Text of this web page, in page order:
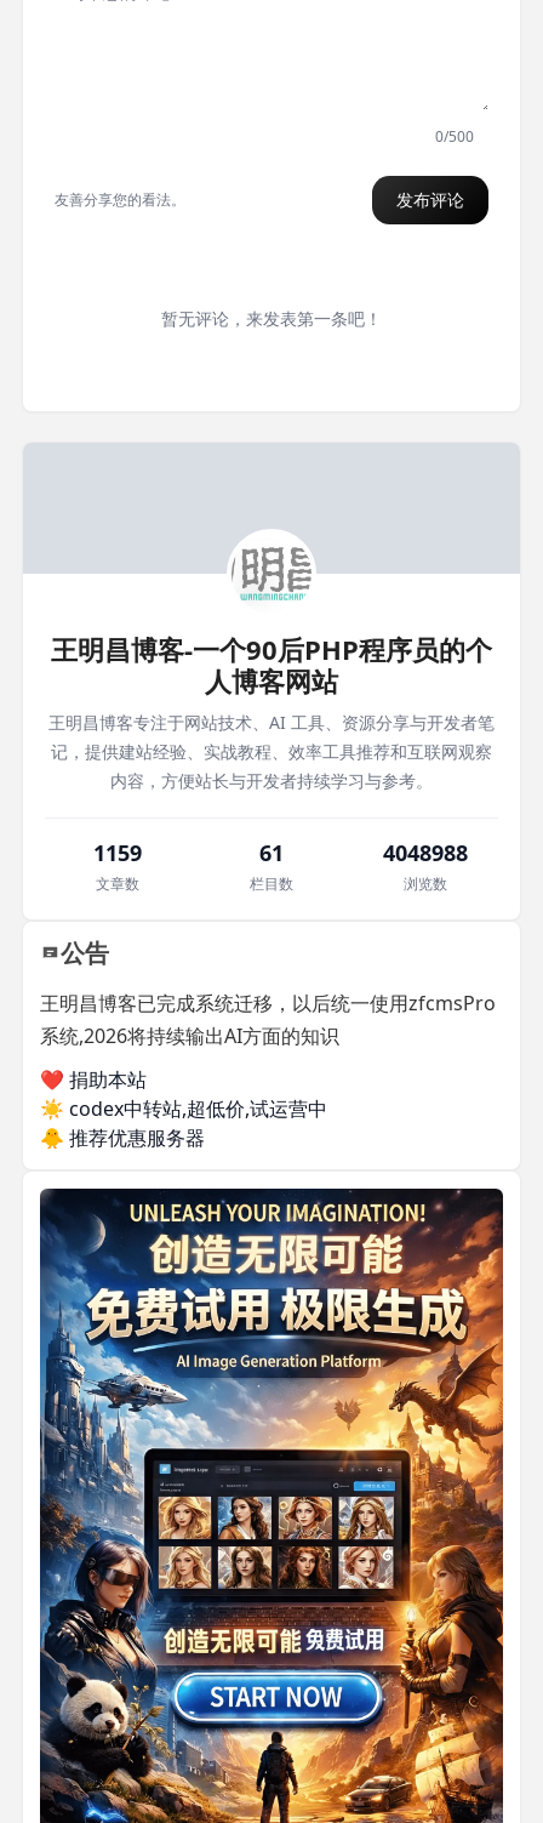
0/500
友善分享您的看法。 发布评论
暂无评论，来发表第一条吧！
王明昌博客-一个90后PHP程序员的个
人博客网站
王明昌博客专注于网站技术、AI 工具、资源分享与开发者笔
记，提供建站经验、实战教程、效率工具推荐和互联网观察
内容，方便站长与开发者持续学习与参考。
1159
文章数
61
栏目数
4048988
浏览数
公告
王明昌博客已完成系统迁移，以后统一使用zfcmsPro
系统,2026将持续输出AI方面的知识
❤️ 捐助本站
☀️ codex中转站,超低价,试运营中
🐥 推荐优惠服务器